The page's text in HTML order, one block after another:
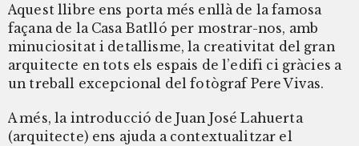
Aquest llibre ens porta més enllà de la famosa
façana de la Casa Batlló per mostrar-nos, amb
minuciositat i detallisme, la creativitat del gran
arquitecte en tots els espais de l’edifi ci gràcies a
un treball excepcional del fotògraf Pere Vivas.
A més, la introducció de Juan José Lahuerta
(arquitecte) ens ajuda a contextualitzar el